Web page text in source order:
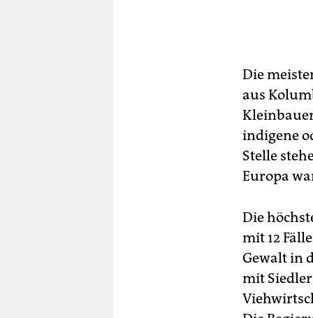
Die
aus
indigene
Stelle
Europa
Die
mit 12
Gewalt in
mit